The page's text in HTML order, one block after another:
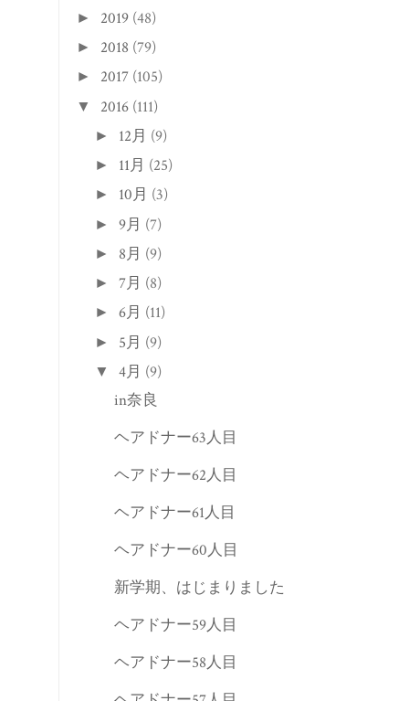
► 2019 (48)
► 2018 (79)
► 2017 (105)
▼ 2016 (111)
► 12月 (9)
► 11月 (25)
► 10月 (3)
►9月 (7)
► 8月 (9)
►7月 (8)
►6月 (11)
► 5月 (9)
▼ 4月 (9)
in奈良
ヘアドナー63人目
ヘアドナー62人目
ヘアドナー61人目
ヘアドナー60人目
新学期、はじまりました
ヘアドナー59人目
ヘアドナー58人目